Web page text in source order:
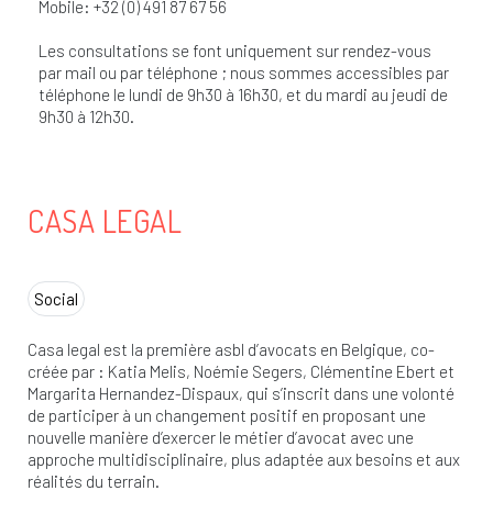
Mobile: +32 (0) 491 87 67 56
Les consultations se font uniquement sur rendez-vous
par mail ou par téléphone ; nous sommes accessibles par
téléphone le lundi de 9h30 à 16h30, et du mardi au jeudi de
9h30 à 12h30.
CASA LEGAL
Social
Casa legal est la première asbl d’avocats en Belgique, co-
créée par : Katia Melis, Noémie Segers, Clémentine Ebert et
Margarita Hernandez-Dispaux, qui s’inscrit dans une volonté
de participer à un changement positif en proposant une
nouvelle manière d’exercer le métier d’avocat avec une
approche multidisciplinaire, plus adaptée aux besoins et aux
réalités du terrain.